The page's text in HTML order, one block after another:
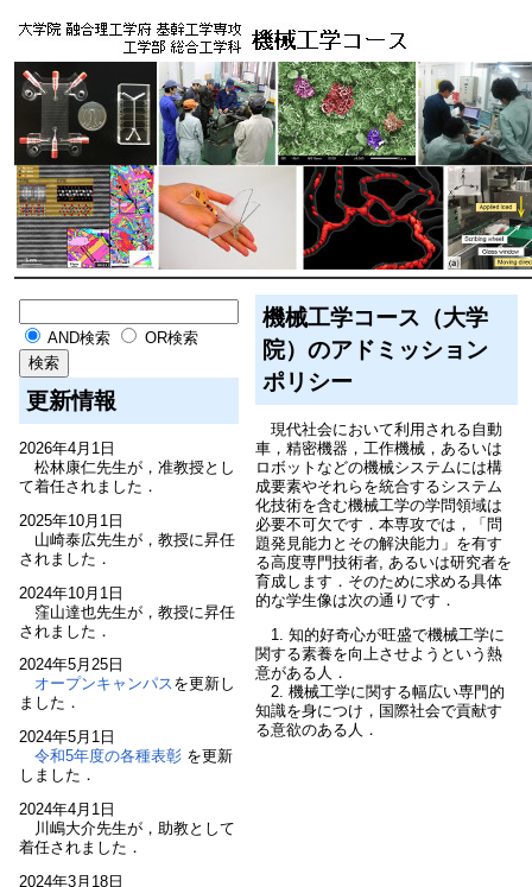
AND検索 OR検索
更新情報
2026年4月1日
松林康仁先生が，准教授とし
て着任されました．
2025年10月1日
山崎泰広先生が，教授に昇任
されました．
2024年10月1日
窪山達也先生が，教授に昇任
されました．
2024年5月25日
オープンキャンパスを更新し
ました．
2024年5月1日
令和5年度の各種表彰を更新
しました．
2024年4月1日
川嶋大介先生が，助教として
着任されました．
2024年3月18日
機械工学コース（大学
院）のアドミッション
ポリシー
現代社会において利用される自動
車，精密機器，工作機械，あるいは
ロボットなどの機械システムには構
成要素やそれらを統合するシステム
化技術を含む機械工学の学問領域は
必要不可欠です．本専攻では，「問
題発見能力とその解決能力」を有す
る高度専門技術者, あるいは研究者を
育成します．そのために求める具体
的な学生像は次の通りです．
1. 知的好奇心が旺盛で機械工学に
関する素養を向上させようという熱
意がある人．
2. 機械工学に関する幅広い専門的
知識を身につけ，国際社会で貢献す
る意欲のある人．